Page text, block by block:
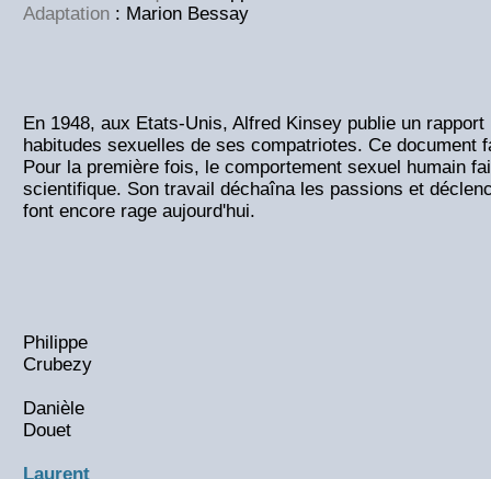
Adaptation : Marion Bessay
En 1948, aux Etats-Unis, Alfred Kinsey publie un
habitudes sexuelles de ses compatriotes. Ce document
Pour la première fois, le comportement sexuel humain
scientifique. Son travail déchaîna les passions et
font encore rage aujourd'hui.
Philippe
Crubezy
Danièle
Douet
Laurent